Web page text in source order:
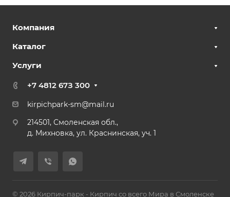
Компания
Каталог
Услуги
+7 4812 67З 300
kirpichpark-sm@mail.ru
214501, Смоленская обл.,
д. Михновка, ул. Краснинская, уч. 1
© 2026 Кирпич-парк - Кирпич со всего Мира в Смоленске